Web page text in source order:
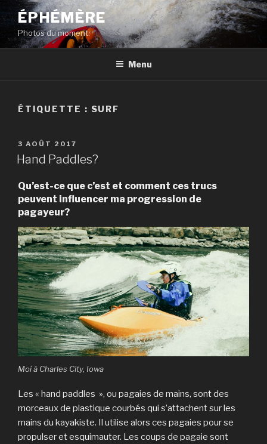
Aller
au
contenu
principal
ÉPHÉMÈRE
Photos du moment.
Menu
ÉTIQUETTE : SURF
PUBLIÉ
LE
3 AOÛT 2017
Hand Paddles?
Qu’est-ce que c’est et comment ces trucs
peuvent influencer ma progression de
pagayeur?
Moi à Charles City, Iowa
Les « hand paddles », ou pagaies de mains, sont des
morceaux de plastique courbés qui s’attachent sur les
mains du kayakiste. Il utilise alors ces pagaies pour se
propulser et esquimauter. Les coups de pagaie sont